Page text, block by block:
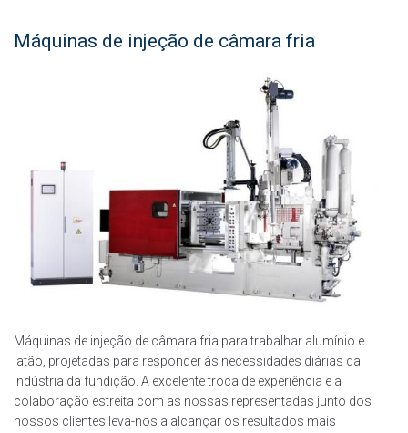
Máquinas de injeção de câmara fria
Máquinas de injeção de câmara fria para trabalhar alumínio e
latão, projetadas para responder às necessidades diárias da
indústria da fundição. A excelente troca de experiência e a
colaboração estreita com as nossas representadas junto dos
nossos clientes leva-nos a alcançar os resultados mais